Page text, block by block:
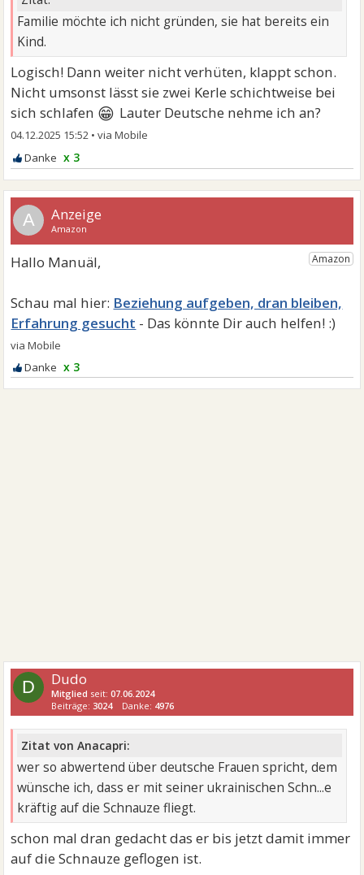
Familie möchte ich nicht gründen, sie hat bereits ein
Kind.
Logisch! Dann weiter nicht verhüten, klappt schon.
Nicht umsonst lässt sie zwei Kerle schichtweise bei
sich schlafen 😁 Lauter Deutsche nehme ich an?
04.12.2025 15:52 •
x 3
A
Beziehung aufgeben, dran bleiben,
Erfahrung gesucht
x 3
D Dudo
Mitglied seit:07.06.2024
Beiträge: 3024 Danke: 4976
Zitat von Anacapri:
wer so abwertend über deutsche Frauen spricht, dem
wünsche ich, dass er mit seiner ukrainischen Schn...e
kräftig auf die Schnauze fliegt.
schon mal dran gedacht das er bis jetzt damit immer
auf die Schnauze geflogen ist.